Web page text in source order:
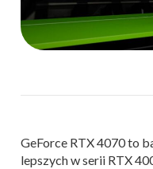
GeForce RTX 4070 to
lepszych w serii RTX